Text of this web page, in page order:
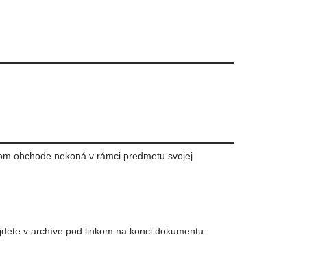
obchode nekoná v rámci predmetu svojej
v archíve pod linkom na konci dokumentu.